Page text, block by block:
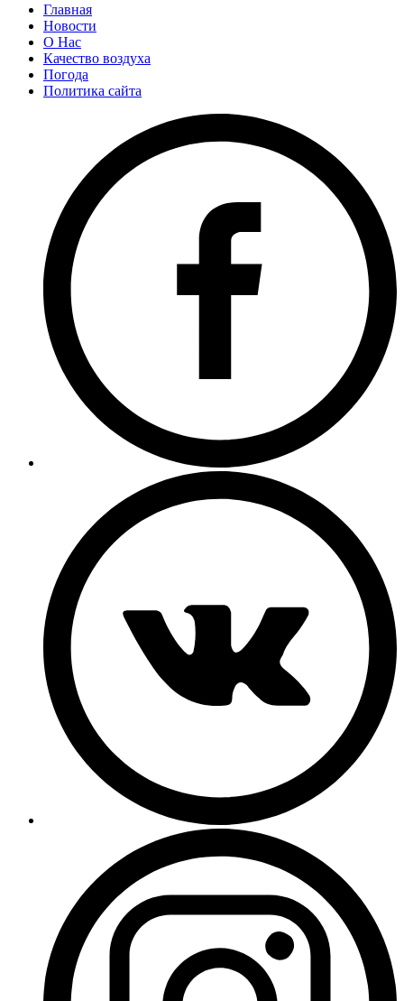
Главная
Новости
О Нас
Качество воздуха
Погода
Политика сайта